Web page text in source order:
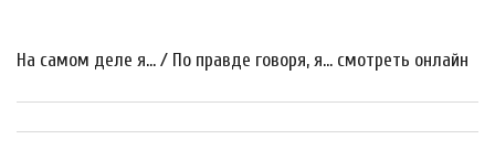
На самом деле я... / По правде говоря, я... смотреть онлайн